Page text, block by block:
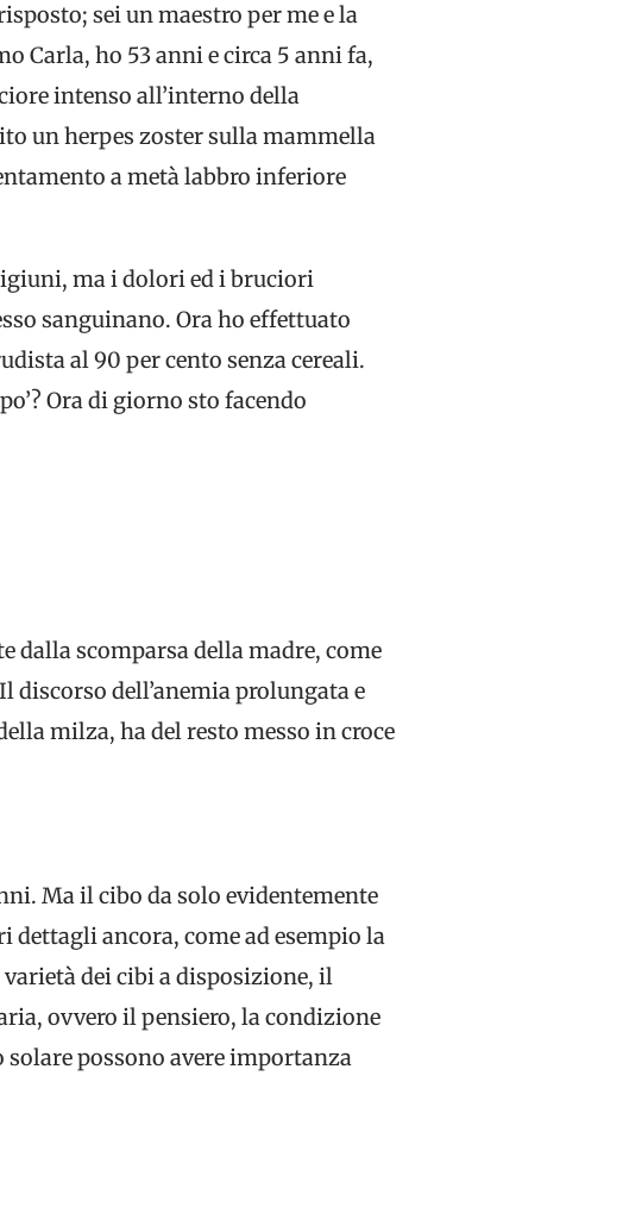
sei un maestro per me e la
Carla, ho 53 anni e circa 5 anni fa,
intenso all’interno della
un herpes zoster sulla mammella
a metà labbro inferiore
ma i dolori ed i bruciori
sanguinano. Ora ho effettuato
al 90 per cento senza cereali.
Ora di giorno sto facendo
dalla scomparsa della madre, come
dell’anemia prolungata e
milza, ha del resto messo in croce
Ma il cibo da solo evidentemente
dettagli ancora, come ad esempio la
dei cibi a disposizione, il
ovvero il pensiero, la condizione
possono avere importanza